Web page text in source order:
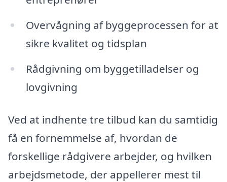
Overvågning af byggeprocessen for at
sikre kvalitet og tidsplan
Rådgivning om byggetilladelser og
lovgivning
Ved at indhente tre tilbud kan du samtidig
få en fornemmelse af, hvordan de
forskellige rådgivere arbejder, og hvilken
arbejdsmetode, der appellerer mest til